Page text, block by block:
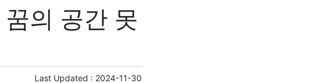
의 공간 못
Last Updated : 2024-11-30